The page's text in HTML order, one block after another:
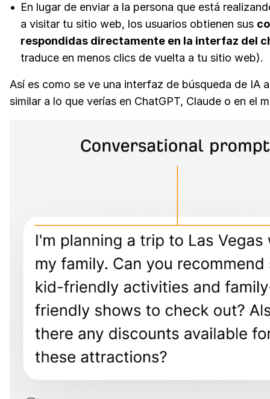
En lugar de enviar a la persona que está
a visitar tu sitio web, los usuarios obtienen sus
respondidas directamente en la interfaz del
traduce en menos clics de vuelta a tu sitio web).
Así es como se ve una interfaz de búsqueda de IA
similar a lo que verías en ChatGPT, Claude o en el